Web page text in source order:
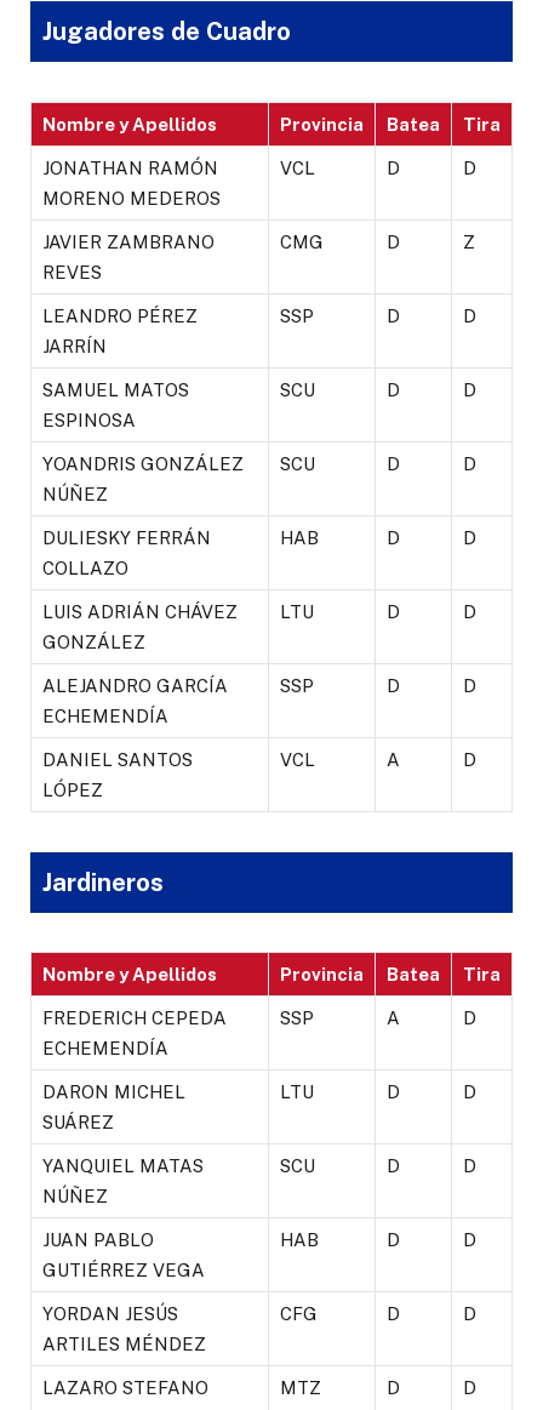
Jugadores de Cuadro
Nombre y Apellidos Provincia Batea Tira
JONATHAN RAMÓN
MORENO MEDEROS
VCL D D
JAVIER ZAMBRANO
REVES
CMG D Z
LEANDRO PÉREZ
JARRÍN
SSP D D
SAMUEL MATOS
ESPINOSA
SCU D D
YOANDRIS GONZÁLEZ
NÚÑEZ
SCU D D
DULIESKY FERRÁN
COLLAZO
HAB D D
LUIS ADRIÁN CHÁVEZ
GONZÁLEZ
LTU D D
ALEJANDRO GARCÍA
ECHEMENDÍA
SSP D D
DANIEL SANTOS
LÓPEZ
VCL A D
Jardineros
Nombre y Apellidos Provincia Batea Tira
FREDERICH CEPEDA
ECHEMENDÍA
SSP A D
DARON MICHEL
SUÁREZ
LTU D D
YANQUIEL MATAS
NÚÑEZ
SCU D D
JUAN PABLO
GUTIÉRREZ VEGA
HAB D D
YORDAN JESÚS
ARTILES MÉNDEZ
CFG D D
LAZARO STEFANO
MTZ D D